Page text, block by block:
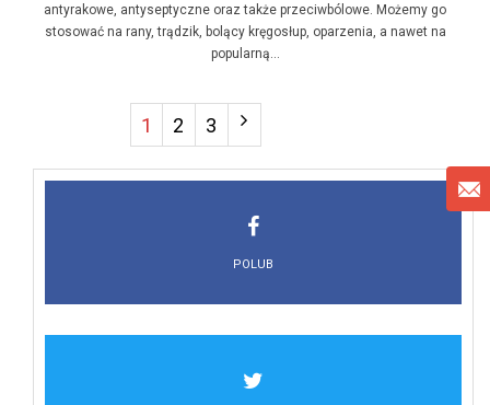
antyrakowe, antyseptyczne oraz także przeciwbólowe. Możemy go
stosować na rany, trądzik, bolący kręgosłup, oparzenia, a nawet na
popularną...
1 2 3
POLUB